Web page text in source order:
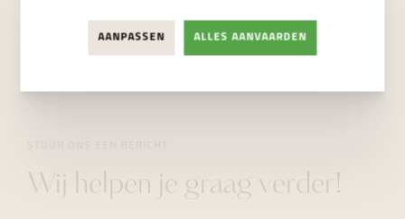
NIET BESCHIKBAAR
Wij helpen je graag verder!
AANPASSEN ALLES AANVAARDEN